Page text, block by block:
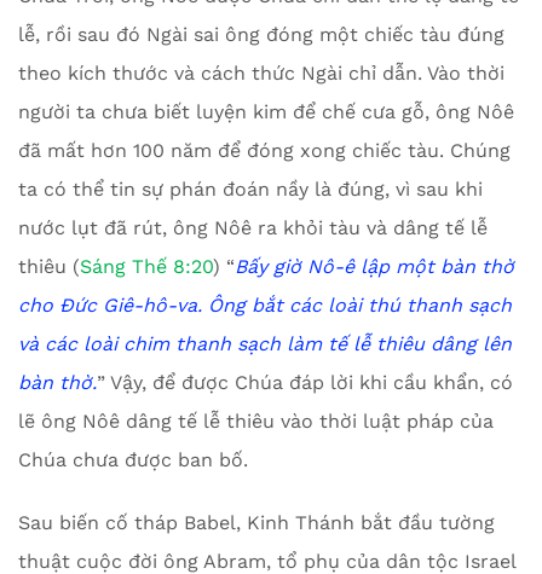
lễ, rồi sau đó Ngài sai ông đóng một chiếc tàu đúng
theo kích thước và cách thức Ngài chỉ dẫn. Vào thời
người ta chưa biết luyện kim để chế cưa gỗ, ông Nôê
đã mất hơn 100 năm để đóng xong chiếc tàu. Chúng
ta có thể tin sự phán đoán nầy là đúng, vì sau khi
nước lụt đã rút, ông Nôê ra khỏi tàu và dâng tế lễ
thiêu (Sáng Thế 8:20) “Bấy giờ Nô-ê lập một bàn thờ
cho Đức Giê-hô-va. Ông bắt các loài thú thanh sạch
và các loài chim thanh sạch làm tế lễ thiêu dâng lên
bàn thờ.” Vậy, để được Chúa đáp lời khi cầu khẩn, có
lẽ ông Nôê dâng tế lễ thiêu vào thời luật pháp của
Chúa chưa được ban bố.
Sau biến cố tháp Babel, Kinh Thánh bắt đầu tường
thuật cuộc đời ông Abram, tổ phụ của dân tộc Israel